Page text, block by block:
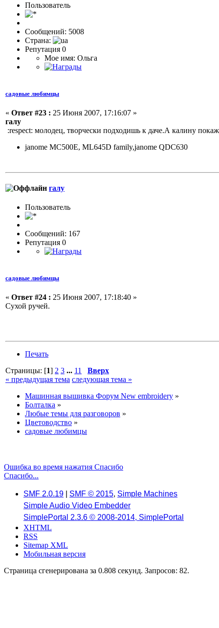
Пользовaтeль
Сообщений: 5008
Страна:
Репутация 0
Мое имя: Ольга
садовые любимцы
« Ответ #23 : 25 Июня 2007, 17:16:07 »
галу
:respect: молодец, творчески подходишь к даче.А калину
janome MC500E, ML645D family,janome QDC630
галу
Пользовaтeль
Сообщений: 167
Репутация 0
садовые любимцы
« Ответ #24 : 25 Июня 2007, 17:18:40 »
Сухой ручей.
Печать
Страницы: [1] 2 3 ... 11
Вверх
« предыдущая тема следующая тема »
Машинная вышивка Форум New embroidery »
Болталка »
Любые темы для разговоров »
Цветоводство »
садовые любимцы
Ошибка во время нажатия Спасибо
Спасибо...
SMF 2.0.19 SMF © 2015, Simple Machines
Simple Audio Video Embedder
SimplePortal 2.3.6 © 2008-2014, SimplePortal
XHTML
RSS
Sitemap XML
Мобильная версия
Страница сгенерирована за 0.808 секунд. Запросов: 82.